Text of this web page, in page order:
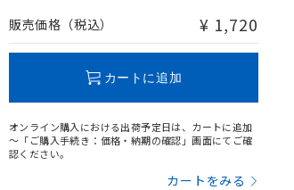
販売価格（税込） ¥ 1,720
カートに追加
オンライン購入における出荷予定日は、カートに追加
～「ご購入手続き：価格・納期の確認」画面にてご確
認ください。
カートをみる